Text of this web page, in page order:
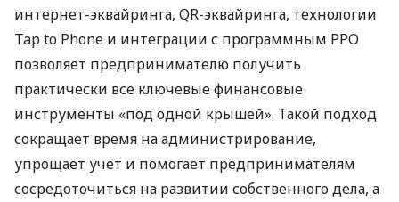
интернет-эквайринга, QR-эквайринга, технологии
Tap to Phone и интеграции с программным РРО
позволяет предпринимателю получить
практически все ключевые финансовые
инструменты «под одной крышей». Такой подход
сокращает время на администрирование,
упрощает учет и помогает предпринимателям
сосредоточиться на развитии собственного дела, а